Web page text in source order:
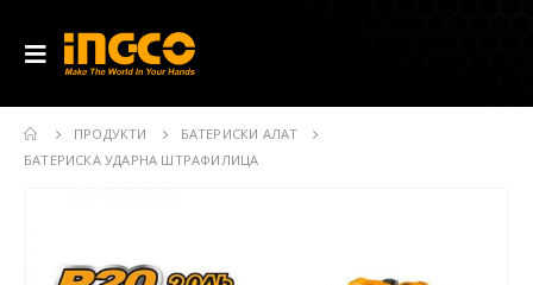
ПРОДУКТИ
БАТЕРИСКИ АЛАТ
БАТЕРИСКА УДАРНА ШТРАФИЛИЦА